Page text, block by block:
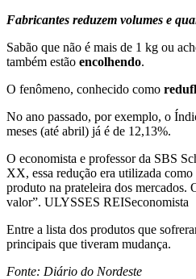
Fabricantes reduzem volumes e
Sabão que não é mais de 1 kg ou
também estão encolhendo.
O fenômeno, conhecido como
No ano passado, por exemplo, o
meses (até abril) já é de 12,13%.
O economista e professor da SBS
XX, essa redução era utilizada
produto na prateleira dos mercados.
valor”. ULYSSES REISeconomista
Entre a lista dos produtos que
principais que tiveram mudança.
Fonte: Diário do Nordeste